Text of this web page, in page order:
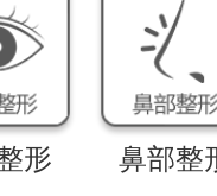
形 鼻部整